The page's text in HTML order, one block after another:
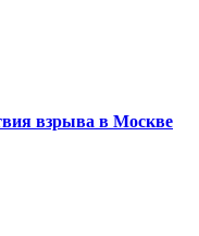
взрыва в Москве